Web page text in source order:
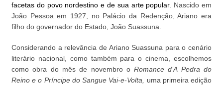
facetas do povo nordestino e de sua arte popular. Nascido em
João Pessoa em 1927, no Palácio da Redenção, Ariano era
filho do governador do Estado, João Suassuna.
Considerando a relevância de Ariano Suassuna para o cenário
literário nacional, como também para o cinema, escolhemos
como obra do mês de novembro o Romance d’A Pedra do
Reino e o Príncipe do Sangue Vai-e-Volta, uma primeira edição